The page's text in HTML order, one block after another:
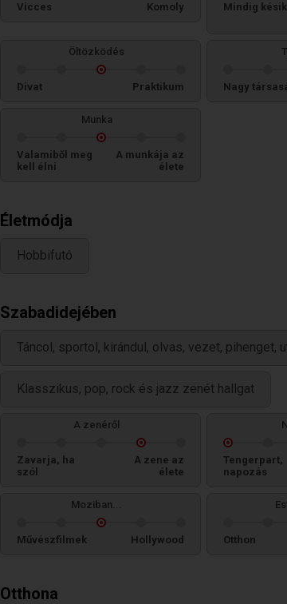
Vicces Komoly Mindig késik
Öltözködés
Divat Praktikum Nagy
Munka
Valamiből meg
kell élni
A munkája az
élete
Életmódja
Hobbifutó
Szabadidejében
Táncol, sportol, kirándul, olvas, vezet, pihenget,
Klasszikus, pop, rock és jazz zenét hallgat
A zenéről
Zavarja, ha
szól
A zene az
élete
Tengerpart,
napozás
Moziban...
Művészfilmek Hollywood Otthon
Otthona